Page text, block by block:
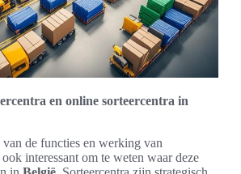
en online sorteercentra in
de functies en werking van
interessant om te weten waar deze